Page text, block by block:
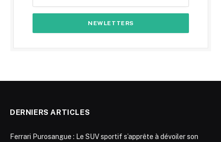
DERNIERS ARTICLES
Ferrari Purosangue : Le SUV sportif s’apprête à dévoiler son